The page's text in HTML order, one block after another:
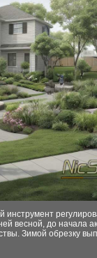
весной, до начала
Зимой обрезку